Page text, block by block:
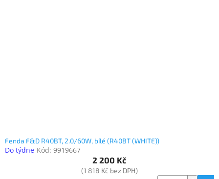
Fenda F&D R40BT, 2.0/60W, bílé (R40BT (WHITE))
Do týdne Kód: 9919667
2 200 Kč
(1 818 Kč bez DPH)